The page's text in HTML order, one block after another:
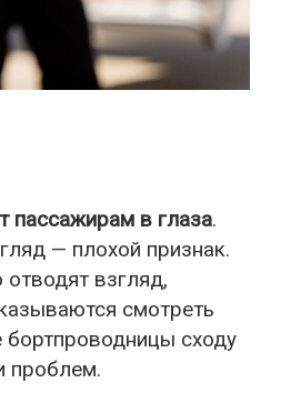
пассажирам в глаза.
— плохой признак.
взгляд,
смотреть
сходу
проблем.